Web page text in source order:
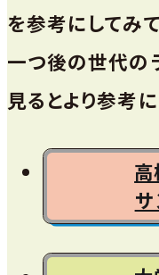
を参考にしてみて
一つ後の世代の
見るとより参考